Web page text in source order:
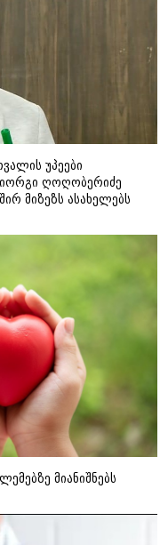
უპეები
ღოღობერიძე
მიზეზს ასახელებს
მიანიშნებს